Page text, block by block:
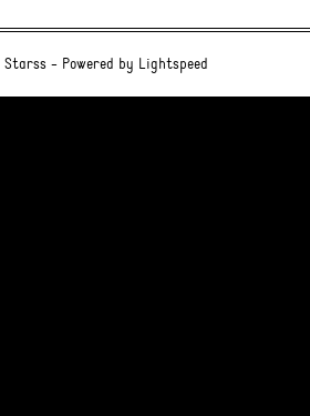
Starss - Powered by Lightspeed